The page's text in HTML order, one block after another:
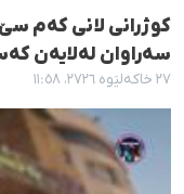
کوژرانی لانی کەم
سەراوان لەلایەن
٢٧ خاکەلێوە ٢٧٢٦، ١١:٥٨